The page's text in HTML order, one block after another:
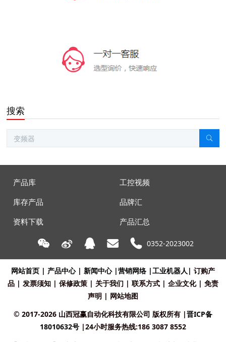
搜索
产品库
工控视频
库存产品
品牌汇
资料下载
产品汇总
0352-2023002
网站首页 | 产品中心 | 新闻中心|营销网络 |工业机器人 | 订购产
品 | 发票须知 | 保修政策 | 关于我们 | 联系方式 | 企业文化| 免责
声明 | 网站地图
© 2017-2026 山西冠赢自动化科技有限公司 版权所有 |晋ICP备
18010632号 |24小时服务热线:186 3087 8552